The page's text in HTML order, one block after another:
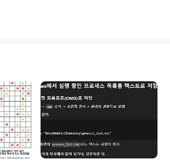
사진으로 포스팅을 마치도
사진촬영은 2016년 9월 2
업을 마치고, 마포 근처의
디오에서 2시간정도 촬영
영을 진행하였습니다. 대부
정도 되었습니다. 두분의
기를 만들어주셔서 즐겁게